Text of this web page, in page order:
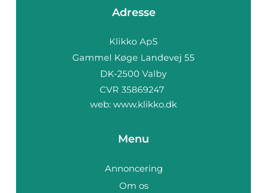
Adresse
web: www.klikko.dk
Menu
Annoncering
Om os